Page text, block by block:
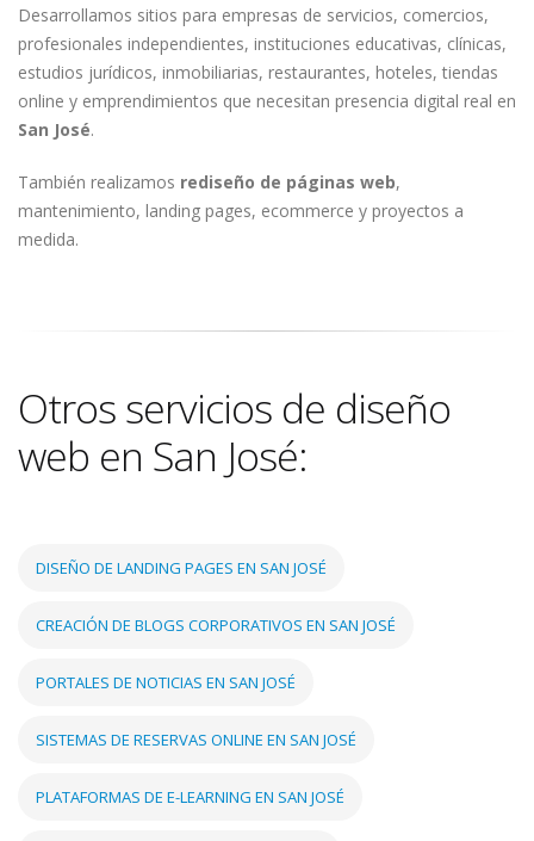
Desarrollamos sitios para empresas de servicios, comercios,
profesionales independientes, instituciones educativas, clínicas,
estudios jurídicos, inmobiliarias, restaurantes, hoteles, tiendas
online y emprendimientos que necesitan presencia digital real en
San José.
También realizamos rediseño de páginas web,
mantenimiento, landing pages, ecommerce y proyectos a
medida.
Otros servicios de diseño
web en San José:
DISEÑO DE LANDING PAGES EN SAN JOSÉ
CREACIÓN DE BLOGS CORPORATIVOS EN SAN JOSÉ
PORTALES DE NOTICIAS EN SAN JOSÉ
SISTEMAS DE RESERVAS ONLINE EN SAN JOSÉ
PLATAFORMAS DE E-LEARNING EN SAN JOSÉ